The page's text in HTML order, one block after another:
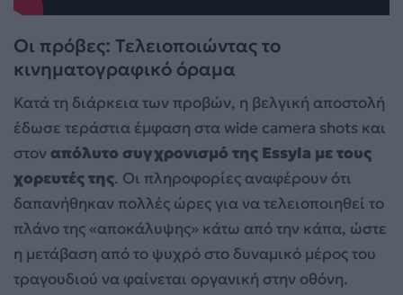
Οι πρόβες: Τελειοποιώντας το
κινηματογραφικό όραμα
Κατά τη διάρκεια των προβών, η βελγική αποστολή
έδωσε τεράστια έμφαση στα wide camera shots και
στοναπόλυτο συγχρονισμό της Essyla με τους
χορευτές της. Οι πληροφορίες αναφέρουν ότι
δαπανήθηκαν πολλές ώρες για να τελειοποιηθεί το
πλάνο της «αποκάλυψης» κάτω από την κάπα, ώστε
η μετάβαση από το ψυχρό στο δυναμικό μέρος του
τραγουδιού να φαίνεται οργανική στην οθόνη.